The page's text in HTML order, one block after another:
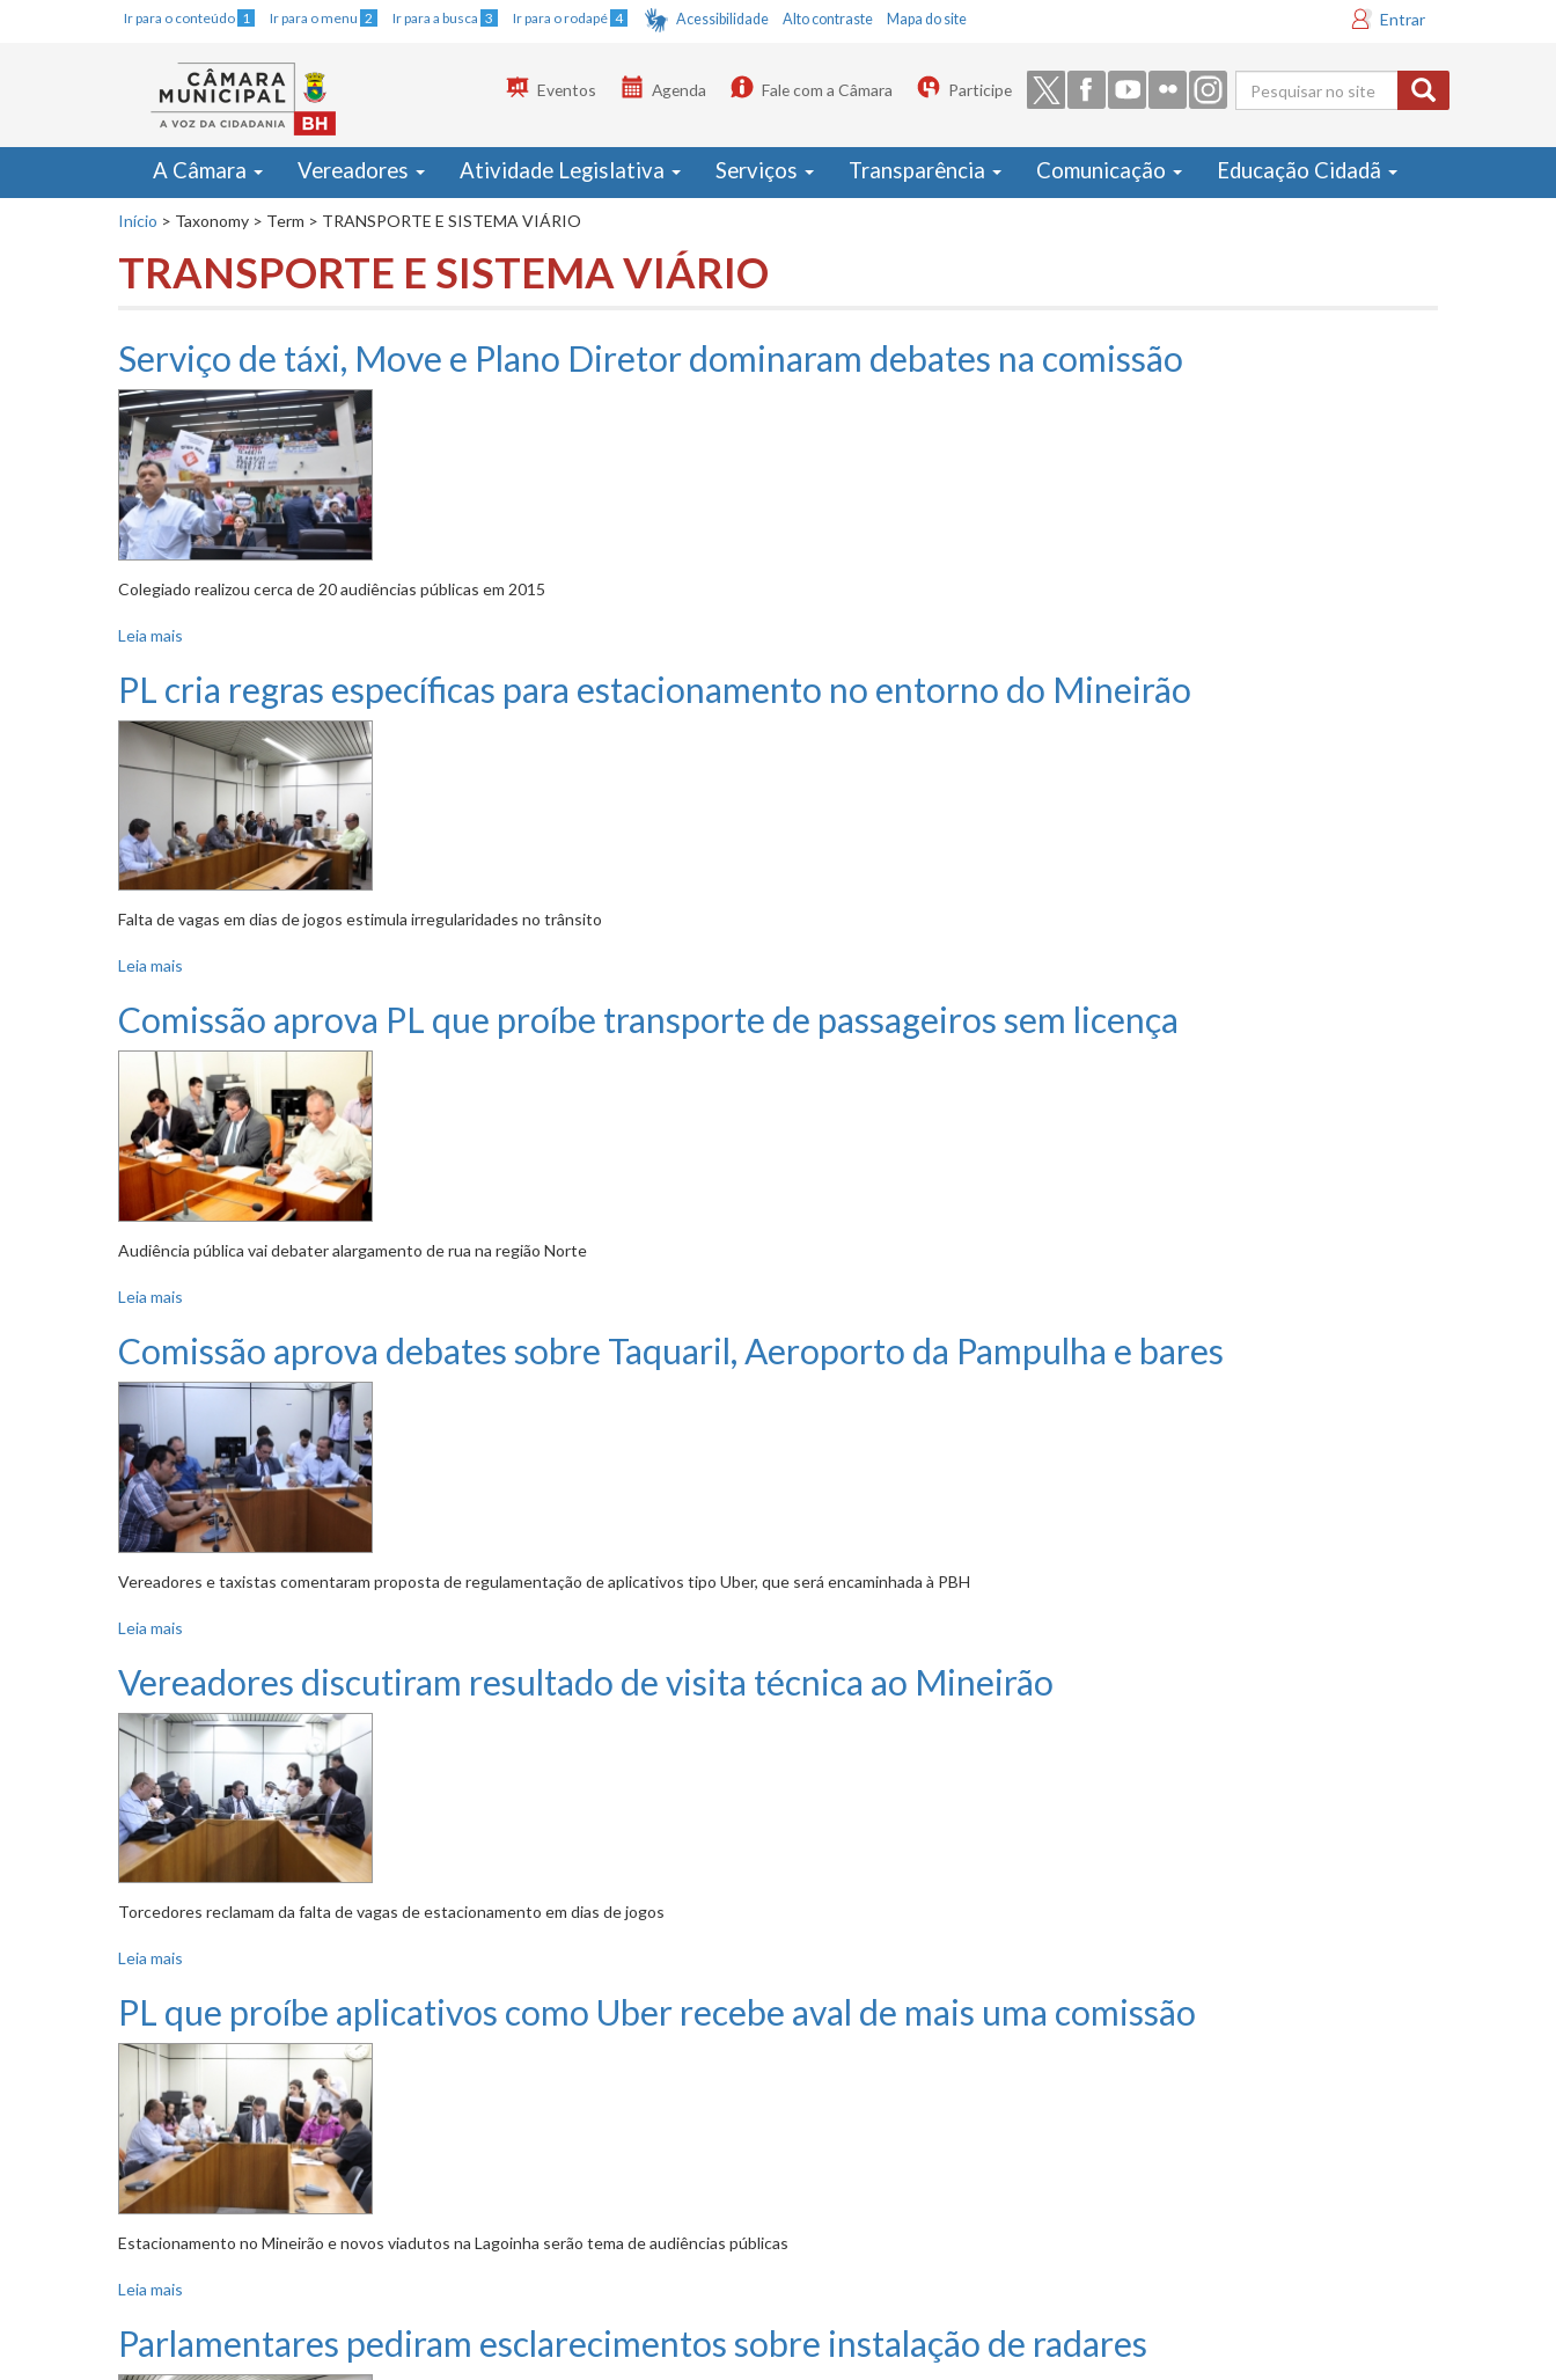
Ir para o conteúdo 1 Ir para o menu 2 Ir para a busca 3 Ir para o rodapé 4 Acessibilidade Alto contraste Mapa do site Entrar
Formulário
de busca
Eventos Agenda Fale com a Câmara Participe
A Câmara Vereadores Atividade Legislativa Serviços Transparência Comunicação Educação Cidadã
Início > Taxonomy > Term > TRANSPORTE E SISTEMA VIÁRIO
TRANSPORTE E SISTEMA VIÁRIO
Serviço de táxi, Move e Plano Diretor dominaram debates na comissão
Colegiado realizou cerca de 20 audiências públicas em 2015
Leia mais
PL cria regras específicas para estacionamento no entorno do Mineirão
Falta de vagas em dias de jogos estimula irregularidades no trânsito
Leia mais
Comissão aprova PL que proíbe transporte de passageiros sem licença
Audiência pública vai debater alargamento de rua na região Norte
Leia mais
Comissão aprova debates sobre Taquaril, Aeroporto da Pampulha e bares
Vereadores e taxistas comentaram proposta de regulamentação de aplicativos tipo Uber, que será encaminhada à PBH
Leia mais
Vereadores discutiram resultado de visita técnica ao Mineirão
Torcedores reclamam da falta de vagas de estacionamento em dias de jogos
Leia mais
PL que proíbe aplicativos como Uber recebe aval de mais uma comissão
Estacionamento no Mineirão e novos viadutos na Lagoinha serão tema de audiências públicas
Leia mais
Parlamentares pediram esclarecimentos sobre instalação de radares